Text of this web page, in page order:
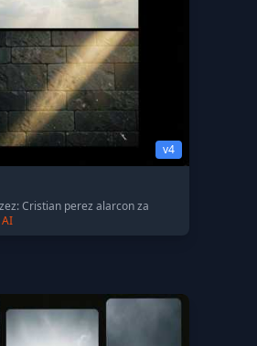
v4
Cristian perez alarcon za